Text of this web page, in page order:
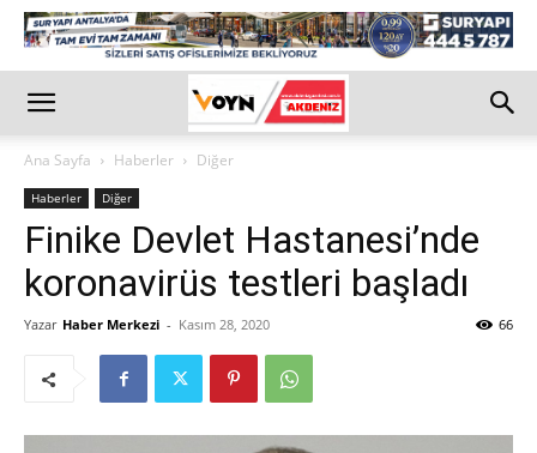
Ana Sayfa Haberler Diğer
Haberler Diğer
Finike Devlet Hastanesi’nde
koronavirüs testleri başladı
Yazar Haber Merkezi - Kasım 28, 2020 66